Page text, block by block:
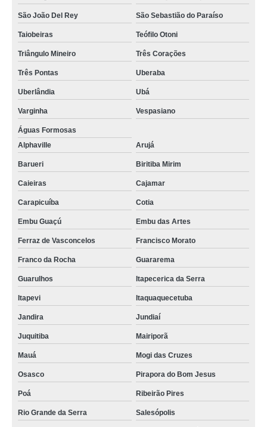
São João Del Rey São Sebastião do Paraíso
Taiobeiras Teófilo Otoni
Triângulo Mineiro Três Corações
Três Pontas Uberaba
Uberlândia Ubá
Varginha Vespasiano
Águas Formosas
Alphaville
Arujá
Barueri Biritiba Mirim
Caieiras Cajamar
Carapicuíba Cotia
Embu Guaçú Embu das Artes
Ferraz de Vasconcelos Francisco Morato
Franco da Rocha Guararema
Guarulhos Itapecerica da Serra
Itapevi Itaquaquecetuba
Jandira Jundiaí
Juquitiba Mairiporã
Mauá Mogi das Cruzes
Osasco Pirapora do Bom Jesus
Poá Ribeirão Pires
Rio Grande da Serra Salesópolis